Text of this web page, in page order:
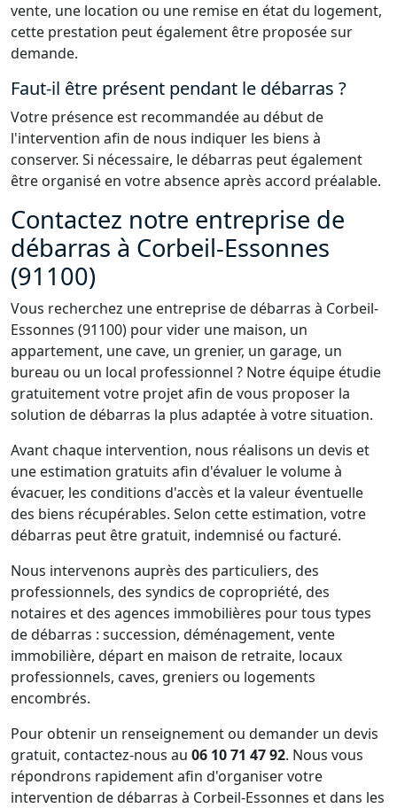
vente, une location ou une remise en état du logement,
cette prestation peut également être proposée sur
demande.
Faut-il être présent pendant le débarras ?
Votre présence est recommandée au début de
l'intervention afin de nous indiquer les biens à
conserver. Si nécessaire, le débarras peut également
être organisé en votre absence après accord préalable.
Contactez notre entreprise de
débarras à Corbeil-Essonnes
(91100)
Vous recherchez une entreprise de débarras à Corbeil-
Essonnes (91100) pour vider une maison, un
appartement, une cave, un grenier, un garage, un
bureau ou un local professionnel ? Notre équipe étudie
gratuitement votre projet afin de vous proposer la
solution de débarras la plus adaptée à votre situation.
Avant chaque intervention, nous réalisons un devis et
une estimation gratuits afin d'évaluer le volume à
évacuer, les conditions d'accès et la valeur éventuelle
des biens récupérables. Selon cette estimation, votre
débarras peut être gratuit, indemnisé ou facturé.
Nous intervenons auprès des particuliers, des
professionnels, des syndics de copropriété, des
notaires et des agences immobilières pour tous types
de débarras : succession, déménagement, vente
immobilière, départ en maison de retraite, locaux
professionnels, caves, greniers ou logements
encombrés.
Pour obtenir un renseignement ou demander un devis
gratuit, contactez-nous au 06 10 71 47 92. Nous vous
répondrons rapidement afin d'organiser votre
intervention de débarras à Corbeil-Essonnes et dans les